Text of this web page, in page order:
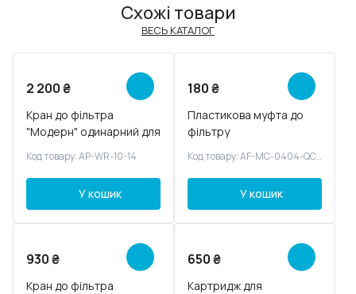
Схожі товари
ВЕСЬ КАТАЛОГ
2 200₴
Кран до фільтра
"Модерн" одинарний для
Код товару: AP-WR-10-14
У кошик
180₴
Пластикова муфта до
фільтру
Код товару: AF-MC-0404-QC-S
У кошик
930₴
Кран до фільтра
650₴
Картридж для